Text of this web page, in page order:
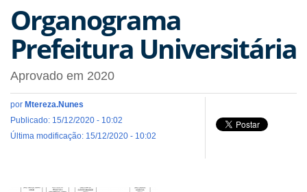
Organograma
Prefeitura Universitária
Aprovado em 2020
por Mtereza.Nunes
Publicado: 15/12/2020 - 10:02
Última modificação: 15/12/2020 - 10:02